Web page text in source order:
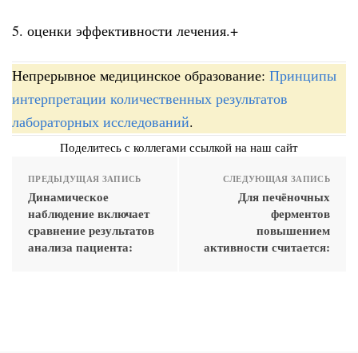
5. оценки эффективности лечения.+
Непрерывное медицинское образование: Принципы
интерпретации количественных результатов
лабораторных исследований.
Поделитесь с коллегами ссылкой на наш сайт
ПРЕДЫДУЩАЯ ЗАПИСЬ
Динамическое
наблюдение включает
сравнение результатов
анализа пациента:
СЛЕДУЮЩАЯ ЗАПИСЬ
Для печёночных
ферментов
повышением
активности считается: